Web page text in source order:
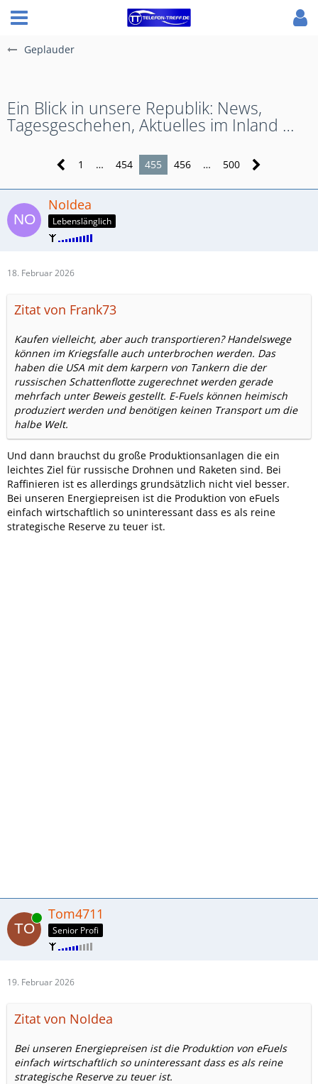
Geplauder
Ein Blick in unsere Republik: News,
Tagesgeschehen, Aktuelles im Inland …
1 … 454 455 456 … 500
NoIdea
Lebenslänglich
18. Februar 2026
Zitat von Frank73
Kaufen vielleicht, aber auch transportieren? Handelswege
können im Kriegsfalle auch unterbrochen werden. Das
haben die USA mit dem karpern von Tankern die der
russischen Schattenflotte zugerechnet werden gerade
mehrfach unter Beweis gestellt. E-Fuels können heimisch
produziert werden und benötigen keinen Transport um die
halbe Welt.
Und dann brauchst du große Produktionsanlagen die ein
leichtes Ziel für russische Drohnen und Raketen sind. Bei
Raffinieren ist es allerdings grundsätzlich nicht viel besser.
Bei unseren Energiepreisen ist die Produktion von eFuels
einfach wirtschaftlich so uninteressant dass es als reine
strategische Reserve zu teuer ist.
Online Tom4711
Senior Profi
19. Februar 2026
Zitat von NoIdea
Bei unseren Energiepreisen ist die Produktion von eFuels
einfach wirtschaftlich so uninteressant dass es als reine
strategische Reserve zu teuer ist.